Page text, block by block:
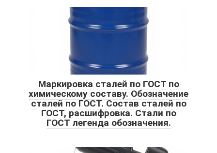
Маркировка сталей по ГОСТ по
химическому составу. Обозначение
сталей по ГОСТ. Состав сталей по
ГОСТ, расшифровка. Стали по
ГОСТ легенда обозначения.